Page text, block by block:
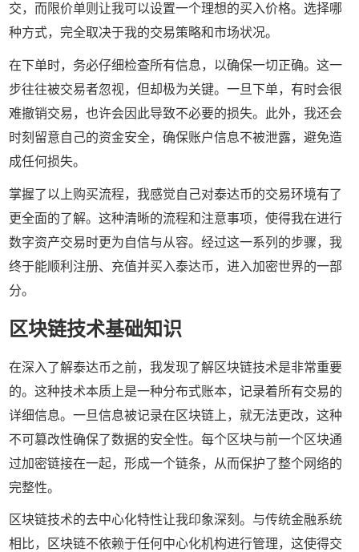
交，而限价单则让我可以设置一个理想的买入价格。选择哪
种方式，完全取决于我的交易策略和市场状况。
在下单时，务必仔细检查所有信息，以确保一切正确。这一
步往往被交易者忽视，但却极为关键。一旦下单，有时会很
难撤销交易，也许会因此导致不必要的损失。此外，我还会
时刻留意自己的资金安全，确保账户信息不被泄露，避免造
成任何损失。
掌握了以上购买流程，我感觉自己对泰达币的交易环境有了
更全面的了解。这种清晰的流程和注意事项，使得我在进行
数字资产交易时更为自信与从容。经过这一系列的步骤，我
终于能顺利注册、充值并买入泰达币，进入加密世界的一部
分。
区块链技术基础知识
在深入了解泰达币之前，我发现了解区块链技术是非常重要
的。这种技术本质上是一种分布式账本，记录着所有交易的
详细信息。一旦信息被记录在区块链上，就无法更改，这种
不可篡改性确保了数据的安全性。每个区块与前一个区块通
过加密链接在一起，形成一个链条，从而保护了整个网络的
完整性。
区块链技术的去中心化特性让我印象深刻。与传统金融系统
相比，区块链不依赖于任何中心化机构进行管理，这使得交